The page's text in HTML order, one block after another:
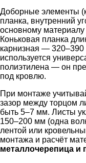
Доборные элементы
планка, внутренний
основному
Коньковая планка
карнизная — 320–390
используется
полиэтилена — он
под кровлю.
При монтаже
зазор между торцом
быть 5–7 мм. Листы
150–200 мм (одна
лентой или
монтажа и расчёт
металлочерепица и